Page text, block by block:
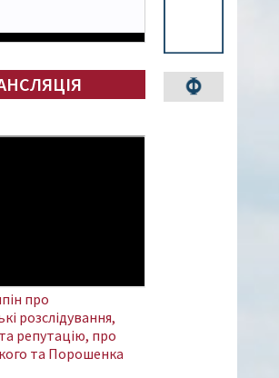
про
розслідування,
репутацію, про
та Порошенка